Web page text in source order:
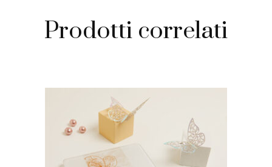
Prodotti correlati